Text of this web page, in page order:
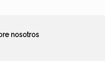
nosotros